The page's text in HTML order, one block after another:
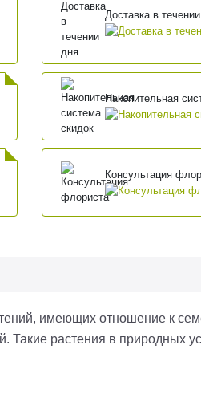
Доставка в
Накопительная
Консультация
имеющих отношение к
Такие растения в природных